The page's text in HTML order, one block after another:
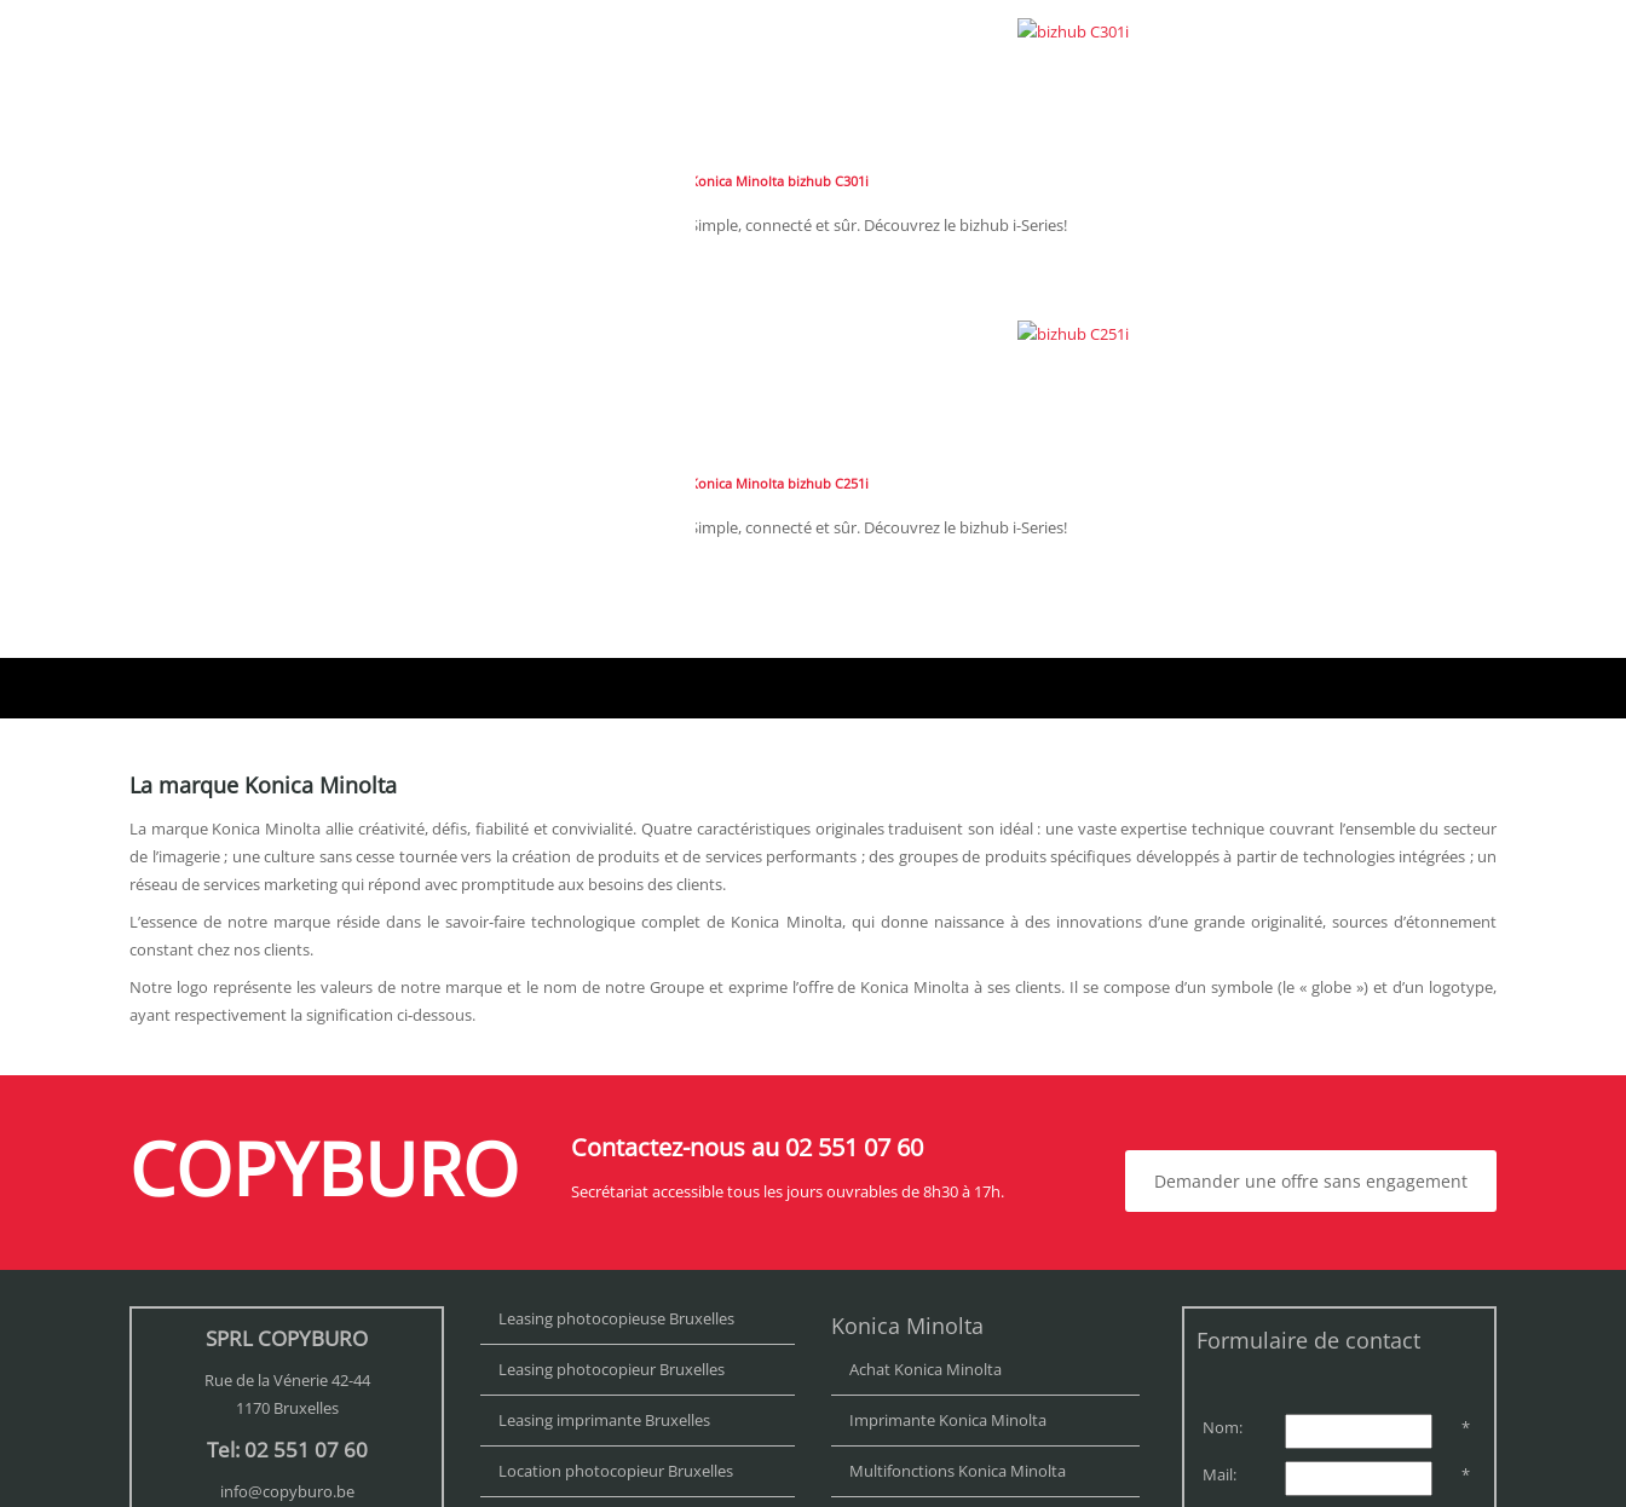
Konica Minolta bizhub C301i
Simple, connecté et sûr. Découvrez le bizhub i-Series!
Konica Minolta bizhub C251i
Simple, connecté et sûr. Découvrez le bizhub i-Series!
La marque Konica Minolta
La marque Konica Minolta allie créativité, défis, fiabilité et convivialité. Quatre caractéristiques originales traduisent son idéal : une vaste expertise technique couvrant l’ensemble du secteur
de l’imagerie ; une culture sans cesse tournée vers la création de produits et de services performants ; des groupes de produits spécifiques développés à partir de technologies intégrées ; un
réseau de services marketing qui répond avec promptitude aux besoins des clients.
L’essence de notre marque réside dans le savoir-faire technologique complet de Konica Minolta, qui donne naissance à des innovations d’une grande originalité, sources d’étonnement
constant chez nos clients.
Notre logo représente les valeurs de notre marque et le nom de notre Groupe et exprime l’offre de Konica Minolta à ses clients. Il se compose d’un symbole (le « globe ») et d’un logotype,
ayant respectivement la signification ci-dessous.
COPYBURO Contactez-nous au 02 551 07 60
Secrétariat accessible tous les jours ouvrables de 8h30 à 17h. Demander une offre sans engagement
SPRL COPYBURO
Rue de la Vénerie 42-44
1170 Bruxelles
Tel: 02 551 07 60
info@copyburo.be
Leasing photocopieuse Bruxelles
Leasing photocopieur Bruxelles
Leasing imprimante Bruxelles
Location photocopieur Bruxelles
Konica Minolta
Achat Konica Minolta
Imprimante Konica Minolta
Multifonctions Konica Minolta
Formulaire de contact
Nom: *
Mail: *